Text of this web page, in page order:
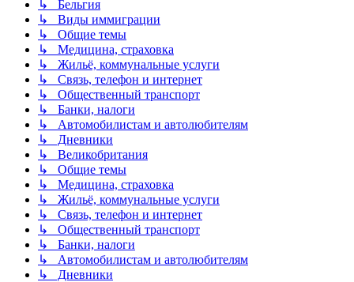
↳ Бельгия
↳ Виды иммиграции
↳ Общие темы
↳ Медицина, страховка
↳ Жильё, коммунальные услуги
↳ Связь, телефон и интернет
↳ Общественный транспорт
↳ Банки, налоги
↳ Автомобилистам и автолюбителям
↳ Дневники
↳ Великобритания
↳ Общие темы
↳ Медицина, страховка
↳ Жильё, коммунальные услуги
↳ Связь, телефон и интернет
↳ Общественный транспорт
↳ Банки, налоги
↳ Автомобилистам и автолюбителям
↳ Дневники